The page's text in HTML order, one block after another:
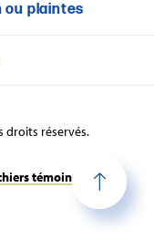
ou plaintes
droits réservés.
témoins